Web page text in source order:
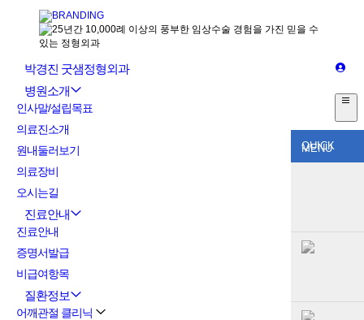
QUICK
MENU
박경진 굿샘정형외과
병원소개
인사말/설립목표
의료진소개
원내둘러보기
의료장비
오시는길
진료안내
진료안내
증명서발급
비급여항목
질환정보
어깨관절 클리닉